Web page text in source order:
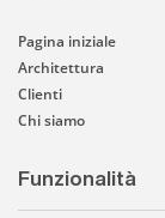
Pagina iniziale
Architettura
Clienti
Chi siamo
Funzionalità